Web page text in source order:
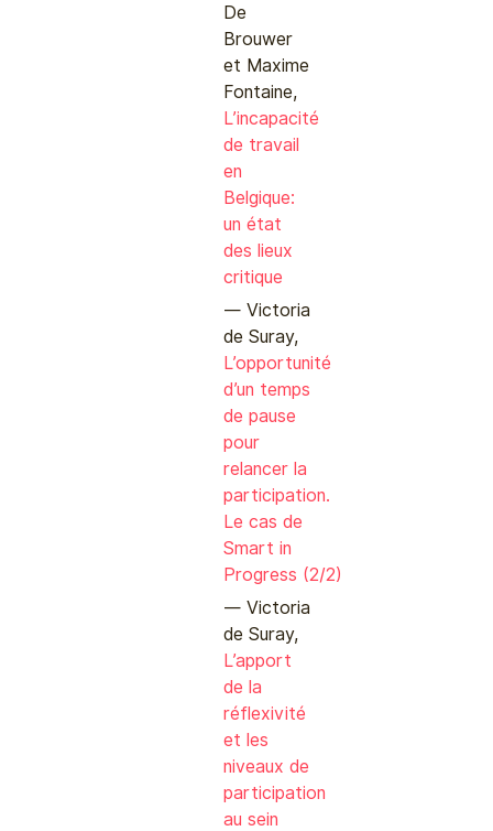
De
Brouwer
et Maxime
Fontaine,
L’incapacité
de travail
en
Belgique:
un état
des lieux
critique
Victoria
de Suray,
L’opportunité
d’un temps
de pause
pour
relancer la
participation.
Le cas de
Smart in
Progress (2/2)
Victoria
de Suray,
L’apport
de la
réflexivité
et les
niveaux de
participation
au sein